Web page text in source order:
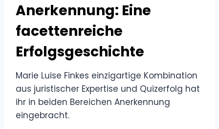
Anerkennung: Eine
facettenreiche
Erfolgsgeschichte
Marie Luise Finkes einzigartige Kombination
aus juristischer Expertise und Quizerfolg hat
ihr in beiden Bereichen Anerkennung
eingebracht.